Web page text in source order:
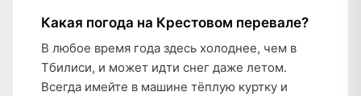
Какая погода на Крестовом перевале?
В любое время года здесь холоднее, чем в
Тбилиси, и может идти снег даже летом.
Всегда имейте в машине тёплую куртку и